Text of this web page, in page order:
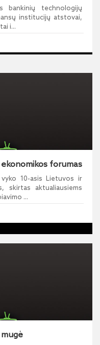
bankinių technologijų
institucijų atstovai,
i...
forumas
10-asis Lietuvos ir
skirtas aktualiausiems
...